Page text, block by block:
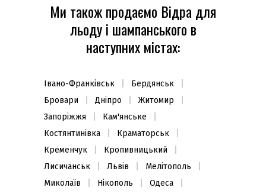
Ми також продаємо Відра для
льоду і шампанського в
наступних містах:
Івано-Франківськ
Бердянськ
Бровари
Дніпро
Житомир
Запоріжжя
Кам'янське
Костянтинівка
Краматорськ
Кременчук
Кропивницький
Лисичанськ
Львів
Мелітополь
Миколаїв
Нікополь
Одеса